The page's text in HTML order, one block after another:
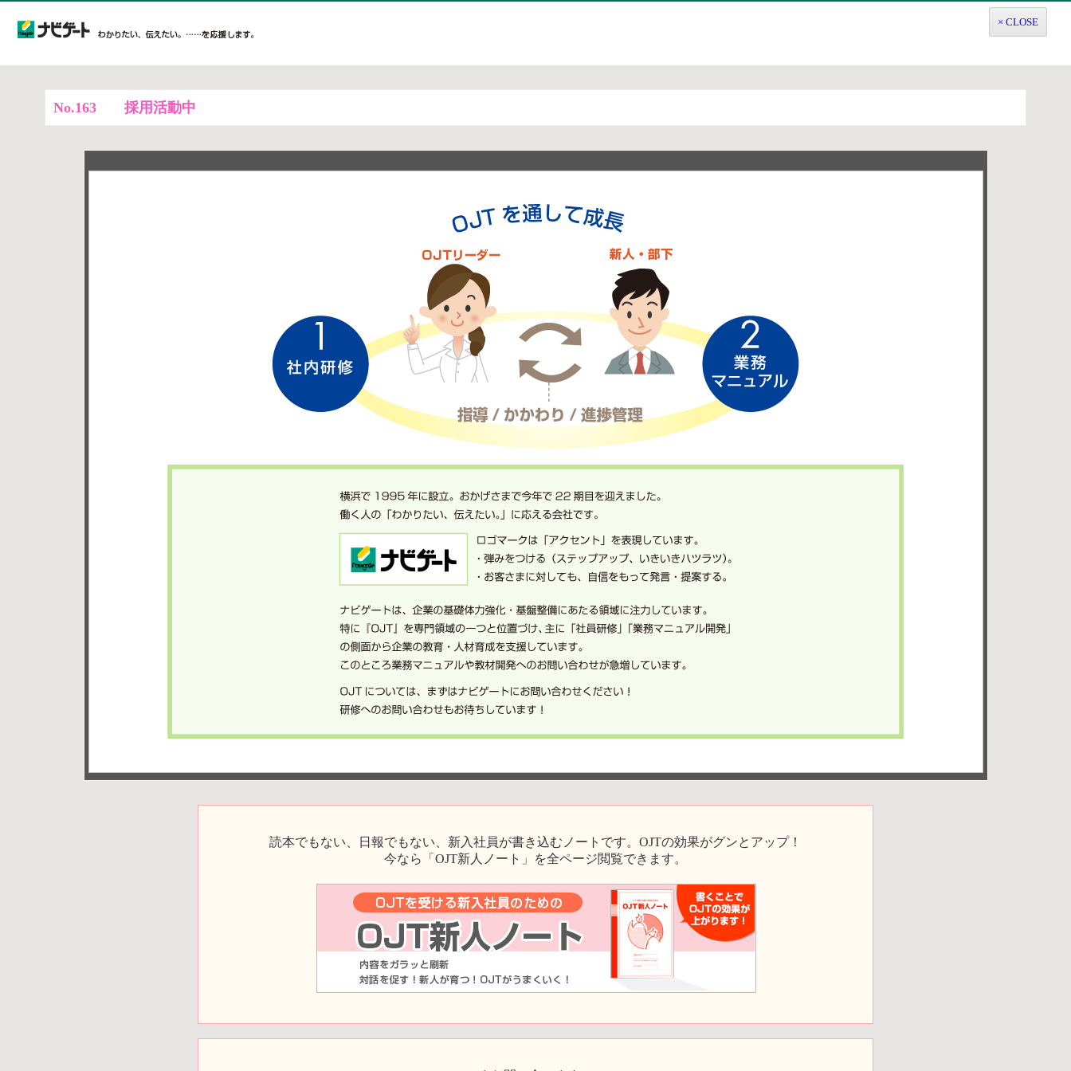
× CLOSE
No.163 採用活動中
読本でもない、日報でもない、新入社員が書き込むノートです。OJTの効果がグンとアップ！
今なら「OJT新人ノート」を全ページ閲覧できます。